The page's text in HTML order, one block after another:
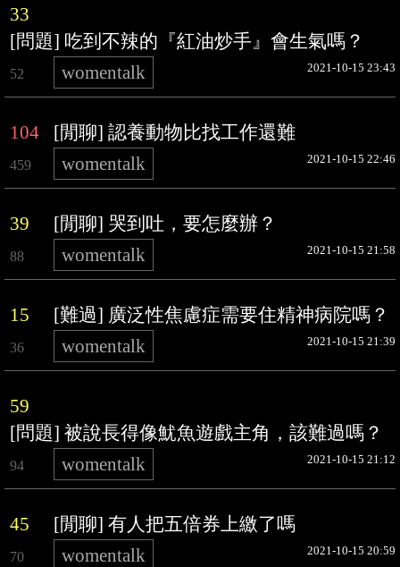
33
[問題] 吃到不辣的『紅油炒手』會生氣嗎？
52 womentalk 2021-10-15 23:43
104 [閒聊] 認養動物比找工作還難
459 womentalk 2021-10-15 22:46
39 [閒聊] 哭到吐，要怎麼辦？
88 womentalk 2021-10-15 21:58
15 [難過] 廣泛性焦慮症需要住精神病院嗎？
36 womentalk 2021-10-15 21:39
59
[問題] 被說長得像魷魚遊戲主角，該難過嗎？
94 womentalk 2021-10-15 21:12
45 [閒聊] 有人把五倍券上繳了嗎
70 womentalk 2021-10-15 20:59